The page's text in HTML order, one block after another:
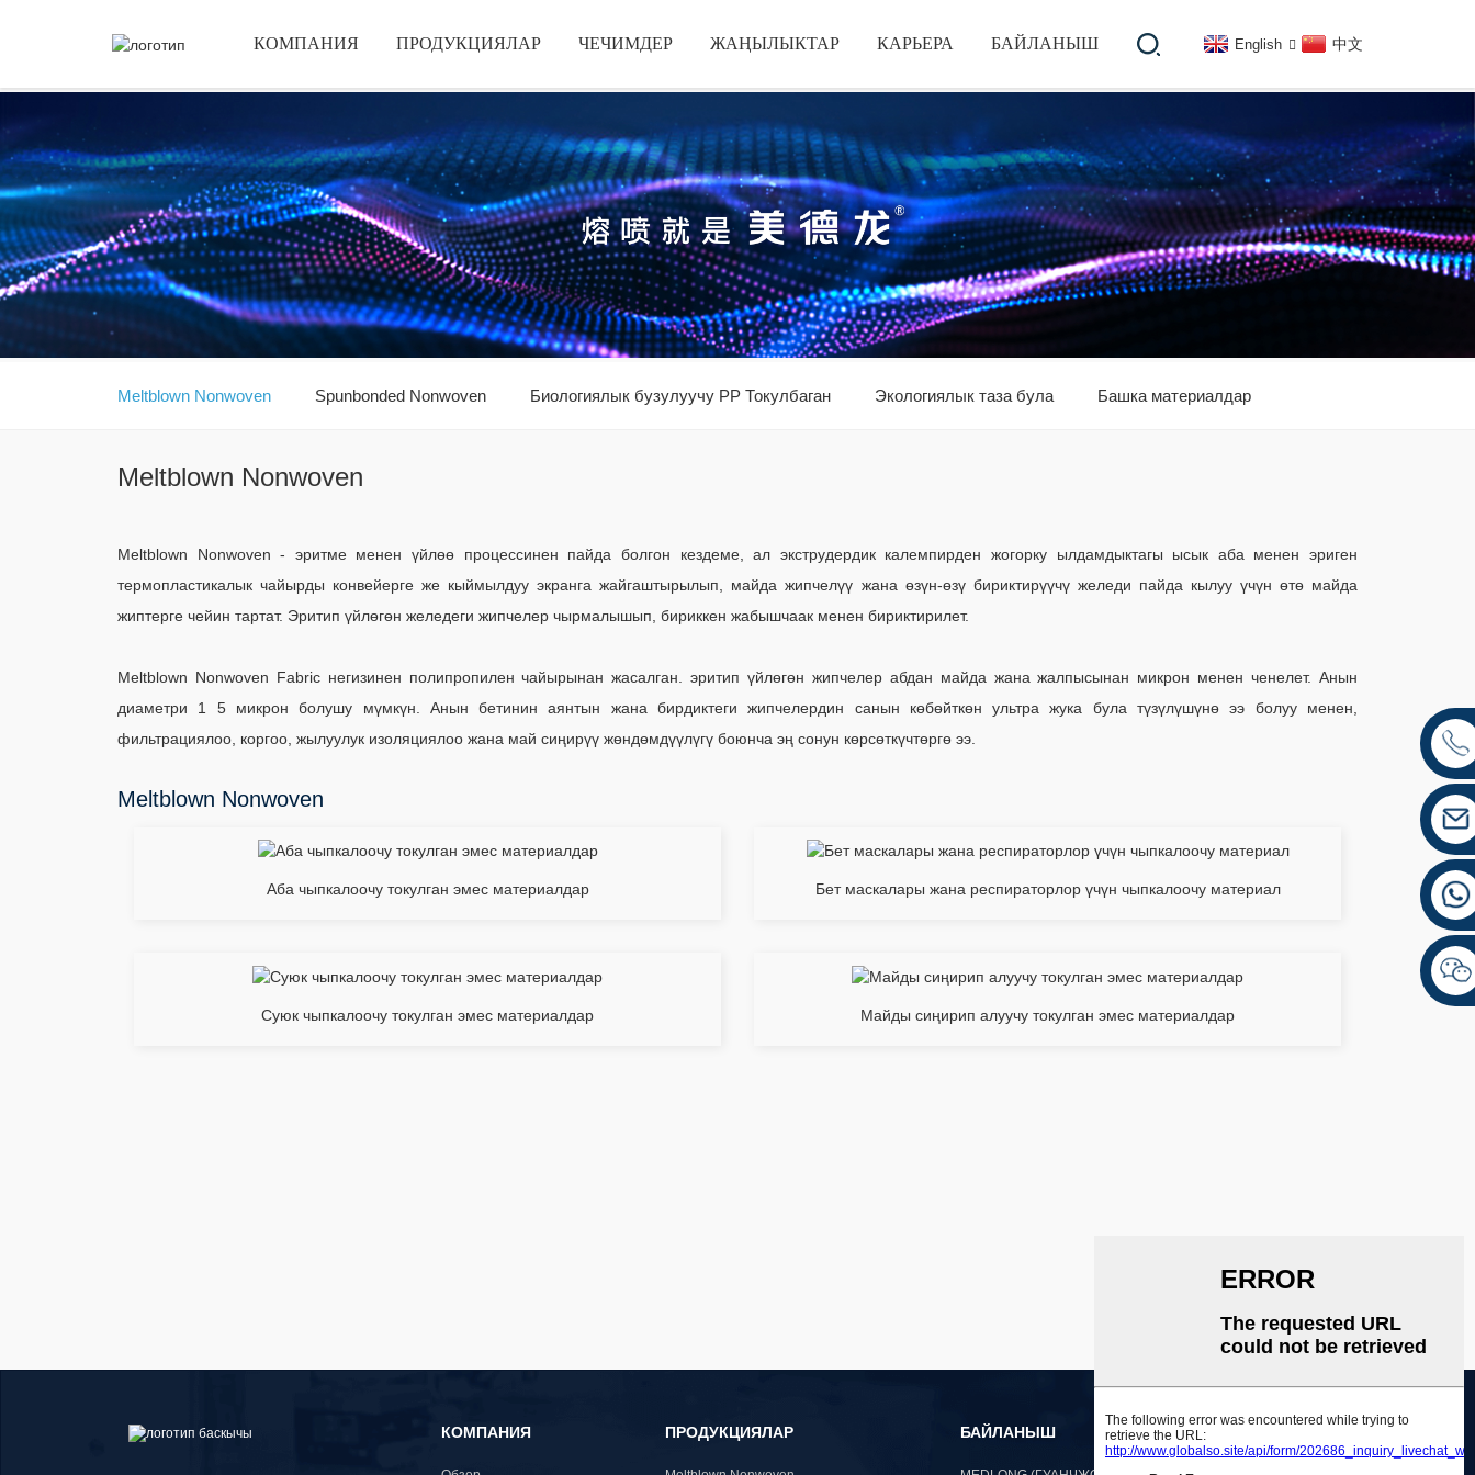
КОМПАНИЯ ПРОДУКЦИЯЛАР ЧЕЧИМДЕР ЖАҢЫЛЫКТАР КАРЬЕРА БАЙЛАНЫШ English 中文
Meltblown Nonwoven Spunbonded Nonwoven Биологиялык бузулуучу PP Токулбаган Экологиялык таза була Башка материалдар
Meltblown Nonwoven
Meltblown Nonwoven - эритме менен үйлөө процессинен пайда болгон кездеме, ал экструдердик калемпирден жогорку ылдамдыктагы ысык аба менен эриген
термопластикалык чайырды конвейерге же кыймылдуу экранга жайгаштырылып, майда жипчелүү жана өзүн-өзү бириктирүүчү желеди пайда кылуу үчүн өтө майда
жиптерге чейин тартат. Эритип үйлөгөн желедеги жипчелер чырмалышып, бириккен жабышчаак менен бириктирилет.
Meltblown Nonwoven Fabric негизинен полипропилен чайырынан жасалган. эритип үйлөгөн жипчелер абдан майда жана жалпысынан микрон менен ченелет. Анын
диаметри 1 5 микрон болушу мүмкүн. Анын бетинин аянтын жана бирдиктеги жипчелердин санын көбөйткөн ультра жука була түзүлүшүнө ээ болуу менен,
фильтрациялоо, коргоо, жылуулук изоляциялоо жана май сиңирүү жөндөмдүүлүгү боюнча эң сонун көрсөткүчтөргө ээ.
Meltblown Nonwoven
Аба чыпкалоочу токулган эмес материалдар Бет маскалары жана респираторлор үчүн чыпкалоочу материал
Суюк чыпкалоочу токулган эмес материалдар Майды сиңирип алуучу токулган эмес материалдар
КОМПАНИЯ ПРОДУКЦИЯЛАР БАЙЛАНЫШ